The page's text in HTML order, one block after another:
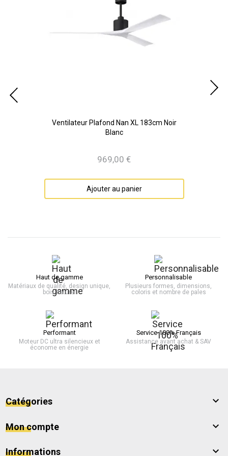
Ventilateur Plafond Nan XL 183cm Noir
Blanc
Prix
969,00 €
Ajouter au panier
Haut de gamme
Matériaux de qualité, design unique,
bois naturel
Personnalisable
Plusieurs formes, dimensions,
coloris et nombre de pales
Performant
Moteur DC ultra silencieux et
économe en énergie
Service 100% Français
Assistance avant achat & SAV
Catégories 
Mon compte 
Informations 